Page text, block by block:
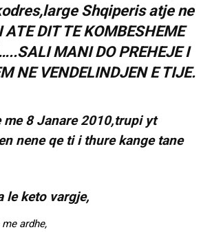
Shqiperis atje ne
DIT TE KOMBESHEME
MANI DO PREHEJE I
NE VENDELINDJEN E TIJE.
me 8 Janare 2010,trupi yt
nene qe ti i thure kange tane
le keto vargje,
me ardhe,